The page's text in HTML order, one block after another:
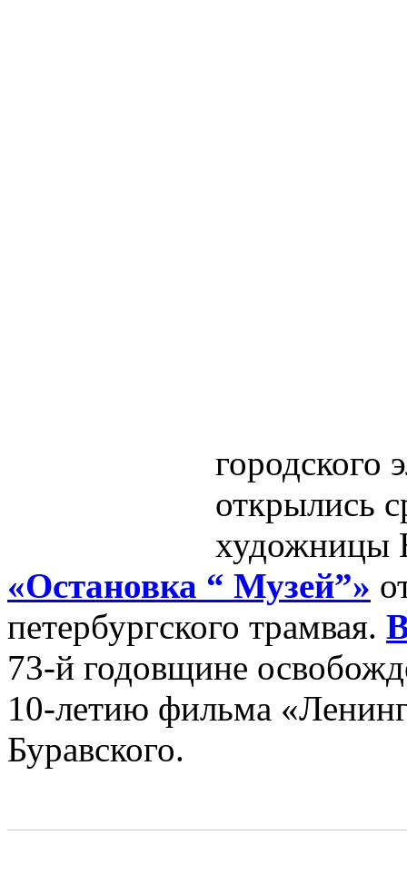
городского
открылись
художницы
«Остановка “ Музей”»
петербургского трамвая.
73-й годовщине
10-летию фильма
Буравского.